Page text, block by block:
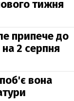
тижня
припече до
2 серпня
вона